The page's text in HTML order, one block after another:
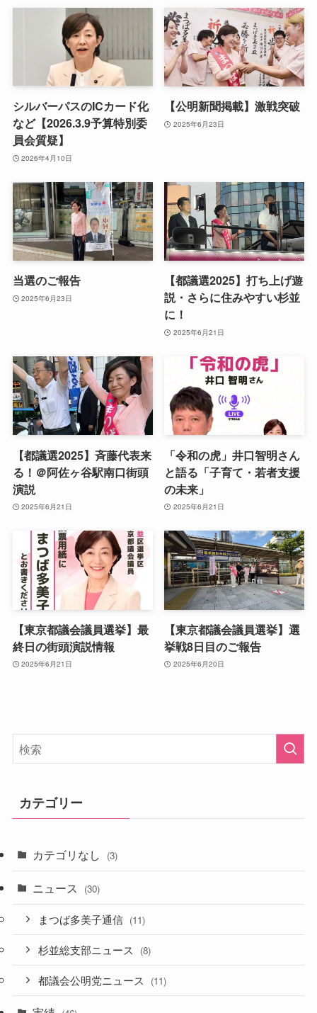
シルバーパスのICカード化
など【2026.3.9予算特別委
員会質疑】
2026年4月10日
【公明新聞掲載】激戦突破
2025年6月23日
当選のご報告
2025年6月23日
【都議選2025】打ち上げ遊
説・さらに住みやすい杉並
に！
2025年6月21日
【都議選2025】斉藤代表来
る！＠阿佐ヶ谷駅南口街頭
演説
2025年6月21日
「令和の虎」井口智明さん
と語る「子育て・若者支援
の未来」
2025年6月21日
【東京都議会議員選挙】最
終日の街頭演説情報
2025年6月21日
【東京都議会議員選挙】選
挙戦8日目のご報告
2025年6月20日
カテゴリー
カテゴリなし (3)
ニュース (30)
まつば多美子通信 (11)
杉並総支部ニュース (8)
都議会公明党ニュース (11)